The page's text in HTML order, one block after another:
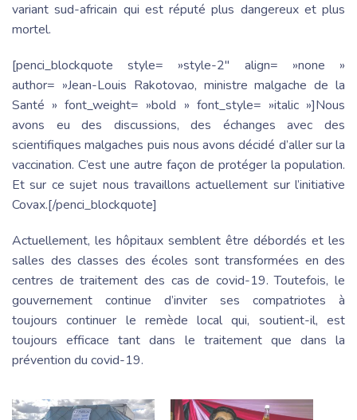
variant sud-africain qui est réputé plus dangereux et plus
mortel.
[penci_blockquote style= »style-2″ align= »none »
author= »Jean-Louis Rakotovao, ministre malgache de la
Santé » font_weight= »bold » font_style= »italic »]Nous
avons eu des discussions, des échanges avec des
scientifiques malgaches puis nous avons décidé d’aller sur la
vaccination. C’est une autre façon de protéger la population.
Et sur ce sujet nous travaillons actuellement sur l’initiative
Covax.[/penci_blockquote]
Actuellement, les hôpitaux semblent être débordés et les
salles des classes des écoles sont transformées en des
centres de traitement des cas de covid-19. Toutefois, le
gouvernement continue d’inviter ses compatriotes à
toujours continuer le remède local qui, soutient-il, est
toujours efficace tant dans le traitement que dans la
prévention du covid-19.